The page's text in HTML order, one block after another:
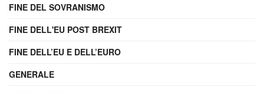
FINE DEL SOVRANISMO
FINE DELL'EU POST BREXIT
FINE DELL’EU E DELL’EURO
GENERALE